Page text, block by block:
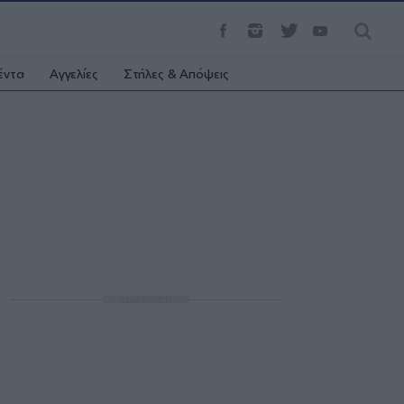
Αγγελίες Στήλες & Απόψεις